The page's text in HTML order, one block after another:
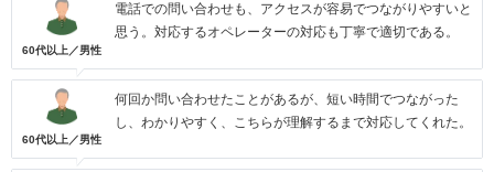
60代以上／男性
電話での問い合わせも、アクセスが容易でつながりやすいと
思う。対応するオペレーターの対応も丁寧で適切である。
60代以上／男性
何回か問い合わせたことがあるが、短い時間でつながった
し、わかりやすく、こちらが理解するまで対応してくれた。